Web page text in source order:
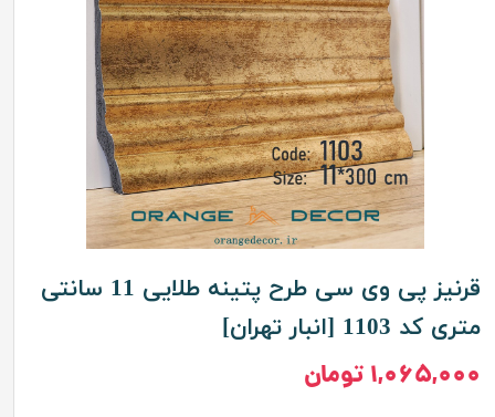
قرنیز پی وی سی طرح پتینه طلایی 11 سانتی
متری کد 1103 [انبار تهران]
۱,۰۶۵,۰۰۰ تومان